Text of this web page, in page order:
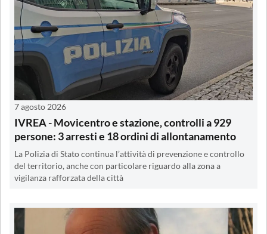
7 agosto 2026
IVREA - Movicentro e stazione, controlli a 929
persone: 3 arresti e 18 ordini di allontanamento
La Polizia di Stato continua l’attività di prevenzione e controllo
del territorio, anche con particolare riguardo alla zona a
vigilanza rafforzata della città